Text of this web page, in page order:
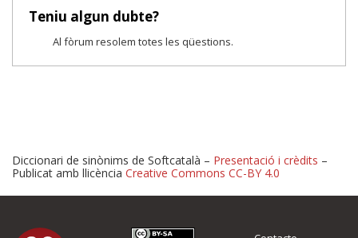
Teniu algun dubte?
Al fòrum resolem totes les qüestions.
Proposeu-nos millores o
Diccionari de sinònims de Softcatalà – Presentació i crèdits –
Publicat amb llicència Creative Commons CC-BY 4.0